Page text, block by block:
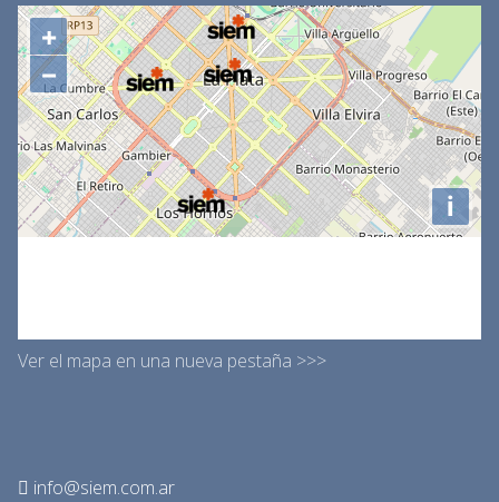
Ver el mapa en una nueva pestaña >>>
info@siem.com.ar